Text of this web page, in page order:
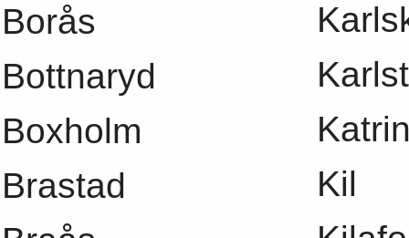
Borås
Bottnaryd
Boxholm
Brastad
Kil